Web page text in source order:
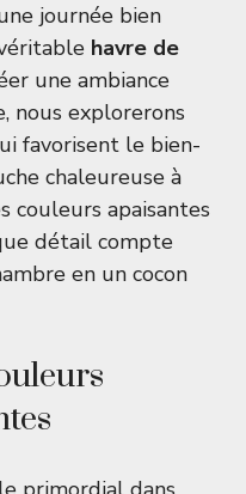
journée bien
havre de
une ambiance
nous explorerons
favorisent le bien-
chaleureuse à
couleurs apaisantes
détail compte
en un cocon